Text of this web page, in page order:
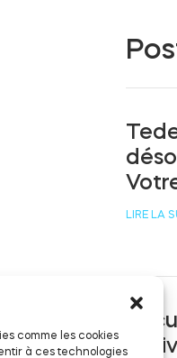
comme les cookies
à ces technologies
LIRE LA